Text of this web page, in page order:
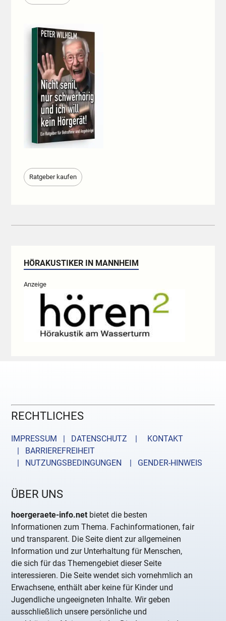
Ratgeber kaufen
HÖRAKUSTIKER IN MANNHEIM
Anzeige
RECHTLICHES
IMPRESSUM | DATENSCHUTZ |
KONTAKT
| BARRIEREFREIHEIT
| NUTZUNGSBEDINGUNGEN
| GENDER-HINWEIS
ÜBER UNS
hoergeraete-info.net bietet die besten
Informationen zum Thema. Fachinformationen, fair
und transparent. Die Seite dient zur allgemeinen
Information und zur Unterhaltung für Menschen,
die sich für das Themengebiet dieser Seite
interessieren. Die Seite wendet sich vornehmlich an
Erwachsene, enthält aber keine für Kinder und
Jugendliche ungeeigneten Inhalte. Wir geben
ausschließlich unsere persönliche und